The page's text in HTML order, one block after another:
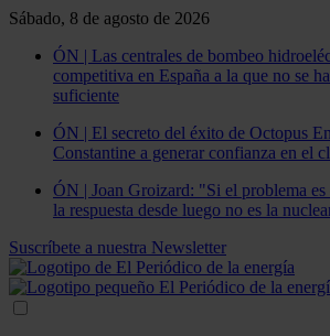
Sábado, 8 de agosto de 2026
ÓN | Las centrales de bombeo
competitiva en España a la que no se
suficiente
ÓN | El secreto del éxito de Octopus
Constantine a generar confianza en el
ÓN | Joan Groizard: "Si el problema
la respuesta desde luego no es la
Suscríbete a nuestra Newsletter